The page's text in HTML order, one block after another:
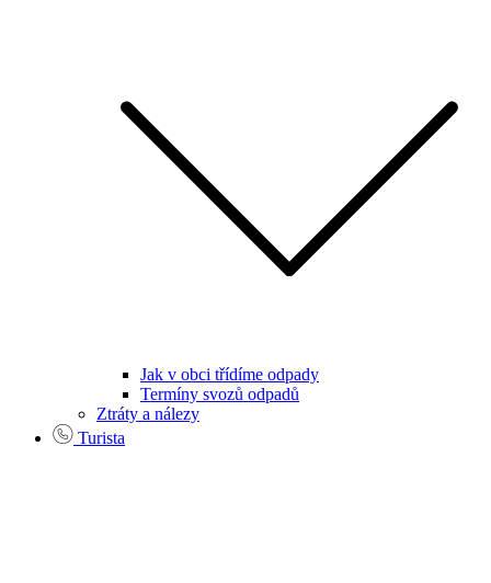
Jak v obci třídíme odpady
Termíny svozů odpadů
Ztráty a nálezy
Turista